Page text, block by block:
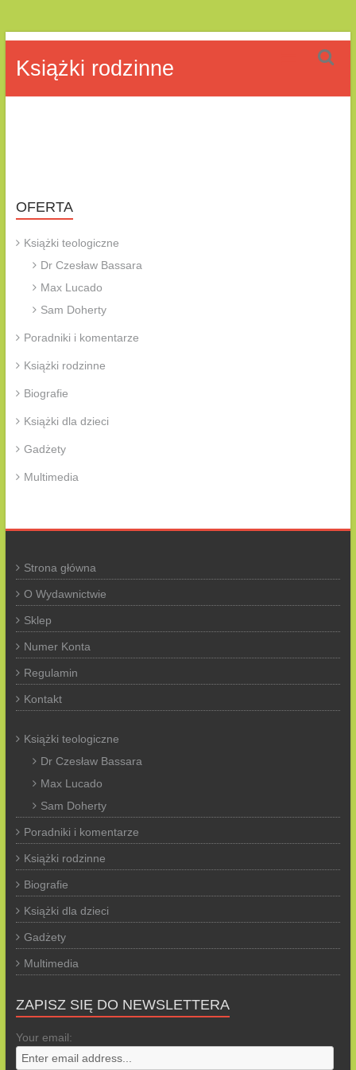
Skip
content
DK
Team
Książki rodzinne
OFERTA
Książki teologiczne
Dr Czesław Bassara
Max Lucado
Sam Doherty
Poradniki i komentarze
Książki rodzinne
Biografie
Książki dla dzieci
Gadżety
Multimedia
Strona główna
O Wydawnictwie
Sklep
Numer Konta
Regulamin
Kontakt
Książki teologiczne
Dr Czesław Bassara
Max Lucado
Sam Doherty
Poradniki i komentarze
Książki rodzinne
Biografie
Książki dla dzieci
Gadżety
Multimedia
ZAPISZ SIĘ DO NEWSLETTERA
Your email: